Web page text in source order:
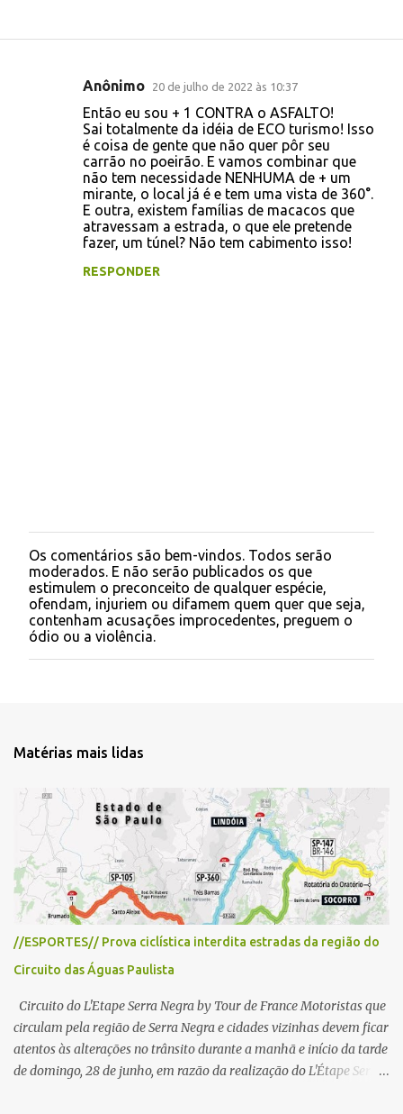
Anônimo 20 de julho de 2022 às 10:37
Então eu sou + 1 CONTRA o ASFALTO!
Sai totalmente da idéia de ECO turismo! Isso
é coisa de gente que não quer pôr seu
carrão no poeirão. E vamos combinar que
não tem necessidade NENHUMA de + um
mirante, o local já é e tem uma vista de 360°.
E outra, existem famílias de macacos que
atravessam a estrada, o que ele pretende
fazer, um túnel? Não tem cabimento isso!
RESPONDER
P
o
s
t
a
r
u
n
i
o
Os comentários são bem-vindos. Todos serão
moderados. E não serão publicados os que
estimulem o preconceito de qualquer espécie,
ofendam, injuriem ou difamem quem quer que seja,
contenham acusações improcedentes, preguem o
ódio ou a violência.
Matérias mais lidas
//ESPORTES// Prova ciclística interdita estradas da região do
Circuito das Águas Paulista
Circuito do L'Etape Serra Negra by Tour de France Motoristas que
circulam pela região de Serra Negra e cidades vizinhas devem ficar
atentos às alterações no trânsito durante a manhã e início da tarde
de domingo, 28 de junho, em razão da realização do L'Étape Serra